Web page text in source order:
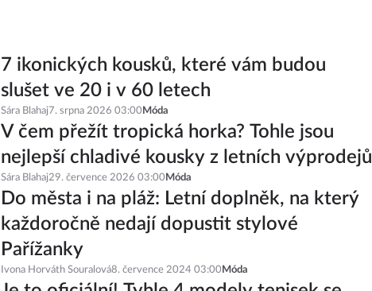
7 ikonických kousků, které vám budou
slušet ve 20 i v 60 letech
Sára Blahaj7. srpna 2026 03:00 Móda
V čem přežít tropická horka? Tohle jsou
nejlepší chladivé kousky z letních výprodejů
Sára Blahaj29. července 2026 03:00 Móda
Do města i na pláž: Letní doplněk, na který
každoročně nedají dopustit stylové
Pařížanky
Ivona Horváth Souralová8. července 2024 03:00 Móda